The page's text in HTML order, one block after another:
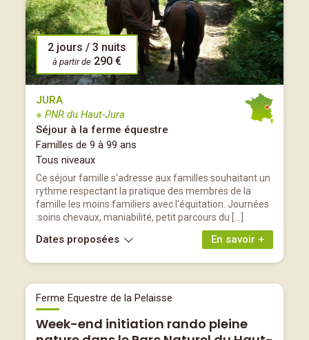
2 jours / 3 nuits
à partir de 290 €
JURA
※ PNR du Haut-Jura
Séjour à la ferme équestre
Familles de 9 à 99 ans
Tous niveaux
Ce séjour famille s'adresse aux familles souhaitant un
rythme respectant la pratique des membres de la
famille les moins familiers avec l'équitation. Journées
:soins chevaux, maniabilité, petit parcours du […]
En savoir +
Dates proposées
Ferme Equestre de la Pelaisse
Week-end initiation rando pleine